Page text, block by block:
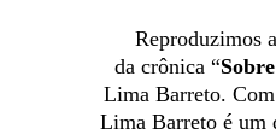
Reproduzimos
da crônica “
Lima Barreto.
Lima Barreto é um